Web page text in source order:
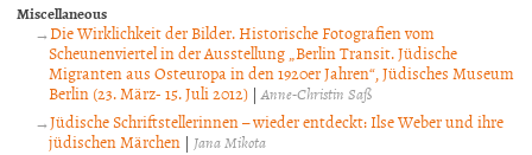
Miscellaneous
Die Wirklichkeit der Bilder. Historische Fotografien vom
Scheunenviertel in der Ausstellung „Berlin Transit. Jüdische
Migranten aus Osteuropa in den 1920er Jahren“, Jüdisches Museum
Berlin (23. März- 15. Juli 2012) |Anne-Christin Saß
Jüdische Schriftstellerinnen – wieder entdeckt: Ilse Weber und ihre
jüdischen Märchen | Jana Mikota